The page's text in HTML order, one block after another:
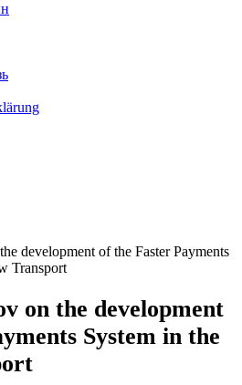
development of the Faster Payments
Transport
on the development
System in the